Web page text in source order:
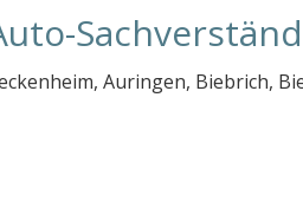
Auringen, Biebrich,